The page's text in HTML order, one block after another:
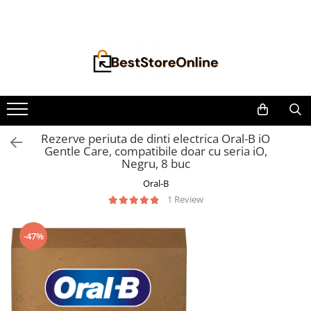
Accesorii aparate climatizare
Accesorii console gaming
Accesorii si Piese Aspiratoare
Aspiratoare Universale
Dyson
Tefal Rowenta X-Force Flex
Xiaomi Roborock
Aspiratoare
Auto Moto
Rezerve periuta de dinti electrica Oral-B iO
Gentle Care, compatibile doar cu seria iO,
Negru, 8 buc
Oral-B
1 Review
-47%